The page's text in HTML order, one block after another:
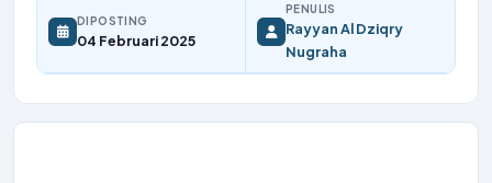
DIPOSTING
04 Februari 2025
PENULIS
Rayyan Al Dziqry
Nugraha